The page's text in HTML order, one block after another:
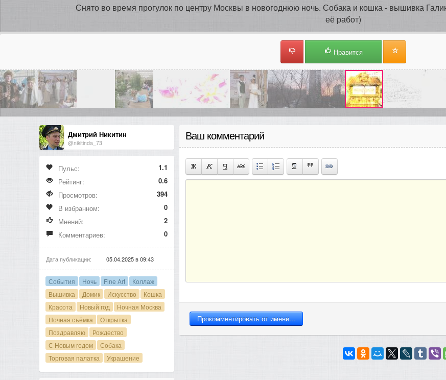
Снято во время прогулок по центру Москвы в новогоднюю ночь. Собака и кошка - вышивка
её работ)
Нравится
Дмитрий Никитин
@nikitinda_73
Пульс:
1.1
Рейтинг:
0.6
Просмотров:
394
В избранном:
0
Мнений:
2
Комментариев:
0
Дата публикации: 05.04.2025 в 09:43
События Ночь Fine Art
Коллаж
Вышивка
Домик Искусство
Кошка
Красота
Новый год
Ночная Москва
Ночная съёмка
Открытка
Поздравляю
Рождество
С Новым годом
Собака
Торговая палатка
Украшение
Ваш комментарий